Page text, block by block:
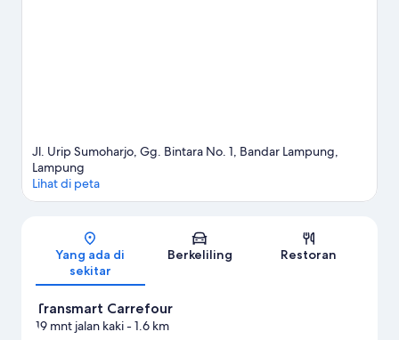
Jl. Urip Sumoharjo, Gg. Bintara No. 1, Bandar Lampung,
Lampung
Lihat di peta
Yang ada di
sekitar
Berkeliling Restoran
Transmart Carrefour
19 mnt jalan kaki- 1.6 km